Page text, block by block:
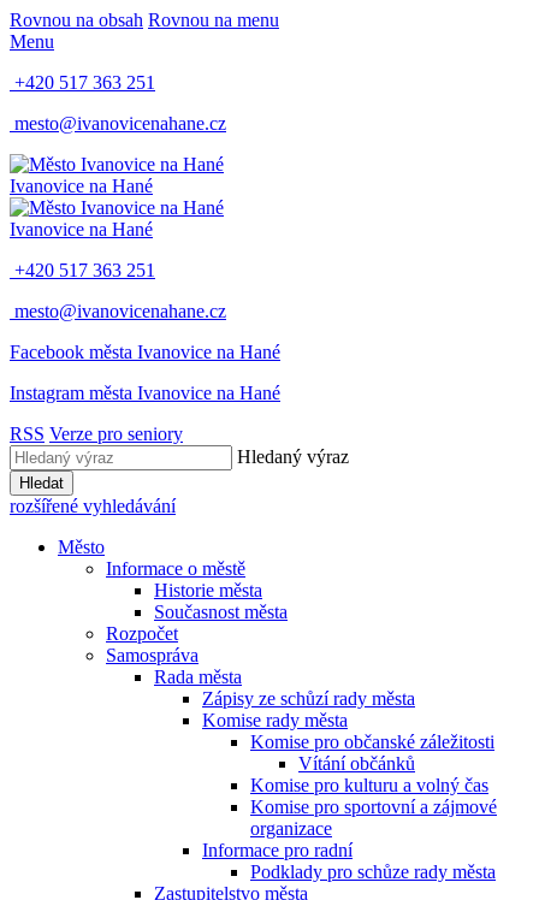
Rovnou na obsah Rovnou na menu
Menu
+420 517 363 251
mesto@ivanovicenahane.cz
Ivanovice na Hané
Ivanovice na Hané
+420 517 363 251
mesto@ivanovicenahane.cz
Facebook města Ivanovice na Hané
Instagram města Ivanovice na Hané
RSS Verze pro seniory
Hledaný výraz
Hledat
rozšířené vyhledávání
Město
Informace o městě
Historie města
Současnost města
Rozpočet
Samospráva
Rada města
Zápisy ze schůzí rady města
Komise rady města
Komise pro občanské záležitosti
Vítání občánků
Komise pro kulturu a volný čas
Komise pro sportovní a zájmové
organizace
Informace pro radní
Podklady pro schůze rady města
Zastupitelstvo města